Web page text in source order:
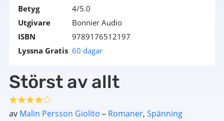
Betyg
4/5.0
Utgivare
Bonnier Audio
ISBN
9789176512197
Lyssna Gratis 60 dagar
Störst av allt
av Malin Persson Giolito – Romaner, Spänning